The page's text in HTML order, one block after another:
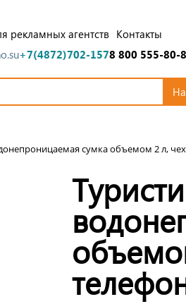
рекламных агентств Контакты
+7(4872)702-1578 800 555-80-
сумка объемом 2 л,